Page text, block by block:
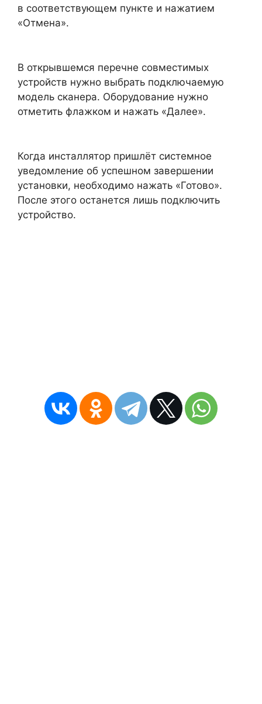
в соответствующем пункте и нажатием
«Отмена».
В открывшемся перечне совместимых
устройств нужно выбрать подключаемую
модель сканера. Оборудование нужно
отметить флажком и нажать «Далее».
Когда инсталлятор пришлёт системное
уведомление об успешном завершении
установки, необходимо нажать «Готово».
После этого останется лишь подключить
устройство.